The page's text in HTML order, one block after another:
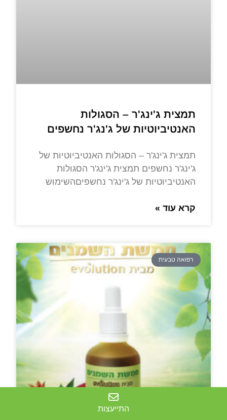
תמצית ג'ינג'ר – הסגולות
האנטיביוטיות של ג'נג'ר נחשפים
תמצית ג'ינג'ר – הסגולות האנטיביוטיות של
ג'ינג'ר נחשפים תמצית ג'ינג'ר הסגולות
האנטיביוטיות של ג'ינג'ר נחשפיםהשימוש
קרא עוד »
רפואה טבעית
התייעצות